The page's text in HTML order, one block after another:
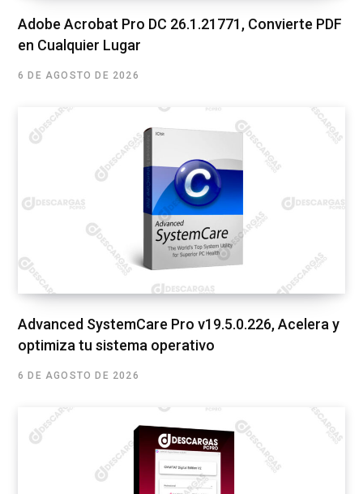
Adobe Acrobat Pro DC 26.1.21771, Convierte PDF
en Cualquier Lugar
6 DE AGOSTO DE 2026
Advanced SystemCare Pro v19.5.0.226, Acelera y
optimiza tu sistema operativo
6 DE AGOSTO DE 2026